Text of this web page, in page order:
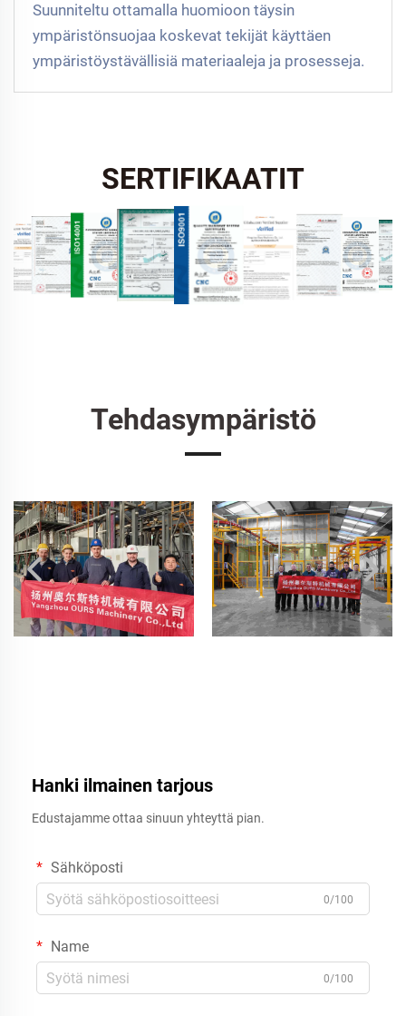
Suunniteltu ottamalla huomioon täysin
ympäristönsuojaa koskevat tekijät käyttäen
ympäristöystävällisiä materiaaleja ja prosesseja.
SERTIFIKAATIT
Tehdasympäristö
Hanki ilmainen tarjous
Edustajamme ottaa sinuun yhteyttä pian.
Sähköposti
0/100
Name
0/100